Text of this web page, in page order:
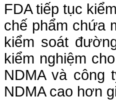
FDA tiếp tục
chế phẩm chứa
kiểm soát
kiểm nghiệm
NDMA và công
NDMA cao hơn